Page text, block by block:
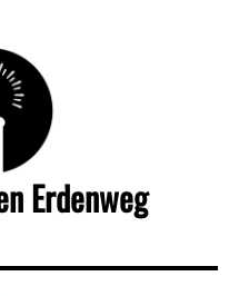
Erdenweg